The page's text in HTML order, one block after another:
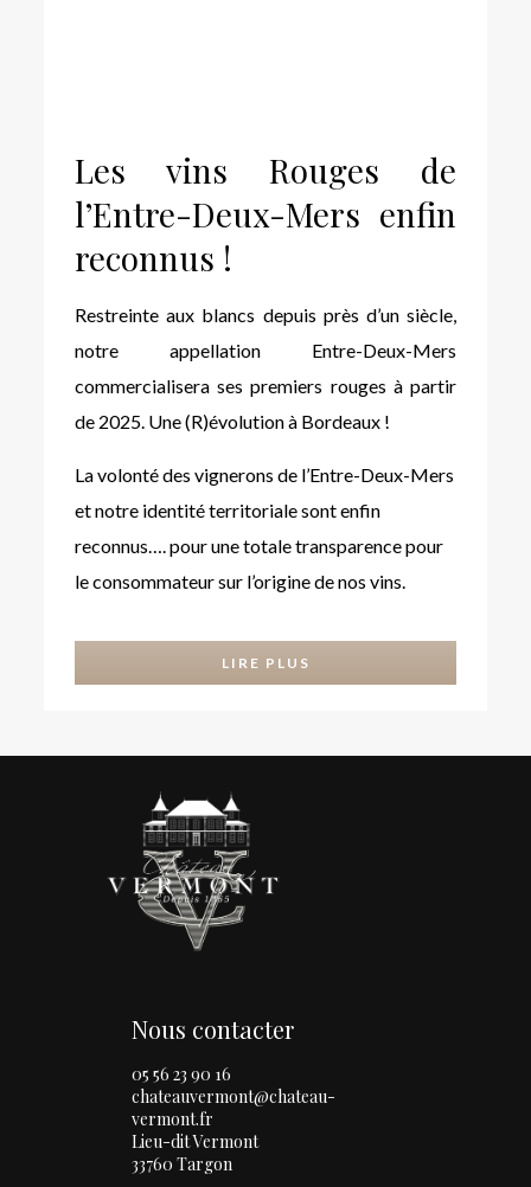
Les vins Rouges de
l’Entre-Deux-Mers enfin
reconnus !
Restreinte aux blancs depuis près d’un siècle,
notre appellation Entre-Deux-Mers
commercialisera ses premiers rouges à partir
de 2025. Une (R)évolution à Bordeaux !
La volonté des vignerons de l’Entre-Deux-Mers
et notre identité territoriale sont enfin
reconnus…. pour une totale transparence pour
le consommateur sur l’origine de nos vins.
LIRE PLUS
Nous contacter
05 56 23 90 16
chateauvermont@chateau-
vermont.fr
Lieu-dit Vermont
33760 Targon